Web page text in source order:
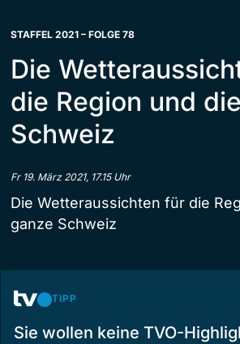
STAFFEL 2021 – FOLGE 78
Die
die Region und
Schweiz
Fr 19. März 2021, 17.15 Uhr
Die Wetteraussichten für die
ganze Schweiz
TIPP
Sie wollen keine TVO-